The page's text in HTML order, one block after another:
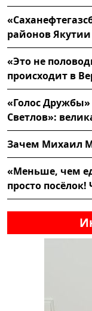
районов Якутии
«Это не
происходит в
«Голос
Светлов»:
Зачем Михаил
«Меньше, чем
просто